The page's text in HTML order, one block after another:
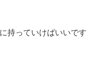
持っていけばいいです